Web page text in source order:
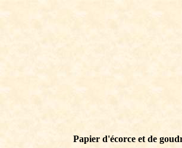
Papier d'écorce et de